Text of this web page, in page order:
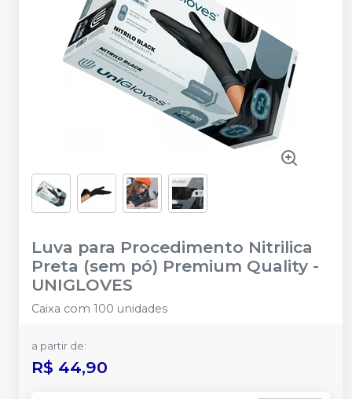
Luva para Procedimento Nitrilica
Preta (sem pó) Premium Quality -
UNIGLOVES
Caixa com 100 unidades
a partir de:
R$ 44,90